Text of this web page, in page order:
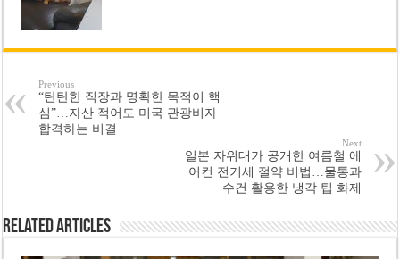
Previous
“탄탄한 직장과 명확한 목적이 핵
심”…자산 적어도 미국 관광비자
합격하는 비결
Next
일본 자위대가 공개한 여름철 에
어컨 전기세 절약 비법…물통과
수건 활용한 냉각 팁 화제
Related Articles